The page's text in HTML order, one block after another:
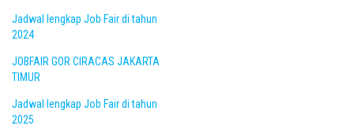
Jadwal lengkap Job Fair di tahun
2024
JOBFAIR GOR CIRACAS JAKARTA
TIMUR
Jadwal lengkap Job Fair di tahun
2025